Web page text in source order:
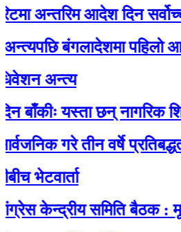
आदेश दिन सर्वोच्चको
बंगलादेशमा पहिलो आम
अन्त्य
यस्ता छन् नागरिक शिक्षा
गरे तीन वर्षे प्रतिबद्धताको
समिति बैठक : मूल